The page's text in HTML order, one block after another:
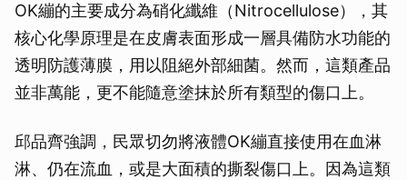
OK繃的主要成分為硝化纖維（Nitrocellulose），其
核心化學原理是在皮膚表面形成一層具備防水功能的
透明防護薄膜，用以阻絕外部細菌。然而，這類產品
並非萬能，更不能隨意塗抹於所有類型的傷口上。
邱品齊強調，民眾切勿將液體OK繃直接使用在血淋
淋、仍在流血，或是大面積的撕裂傷口上。因為這類